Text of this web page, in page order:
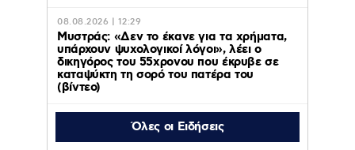
08.08.2026 | 12:29
Μυστράς: «Δεν το έκανε για τα χρήματα,
υπάρχουν ψυχολογικοί λόγοι», λέει ο
δικηγόρος του 55χρονου που έκρυβε σε
καταψύκτη τη σορό του πατέρα του
(βίντεο)
Όλες οι Ειδήσεις